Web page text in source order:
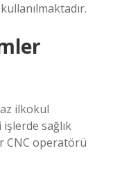
ilkokul
sağlık
CNC operatörü